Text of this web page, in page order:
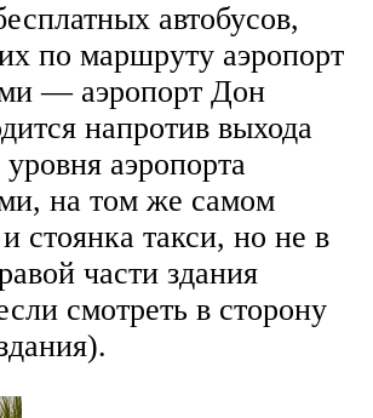
автобусов,
по маршруту аэропорт
— аэропорт Дон
напротив выхода
аэропорта
на том же самом
стоянка такси, но не в
части здания
смотреть в сторону